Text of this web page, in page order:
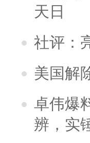
天日
社评：
美国解
卓伟爆
辨，实